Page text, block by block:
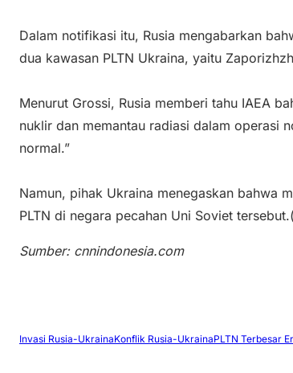
Dalam notifikasi itu, Rusia mengabarkan
dua kawasan PLTN Ukraina, yaitu
Menurut Grossi, Rusia memberi tahu IAEA
nuklir dan memantau radiasi dalam operasi
normal.”
Namun, pihak Ukraina menegaskan bahwa
PLTN di negara pecahan Uni Soviet
Sumber: cnnindonesia.com
Invasi Rusia-UkrainaKonflik Rusia-UkrainaPLTN Terbesar